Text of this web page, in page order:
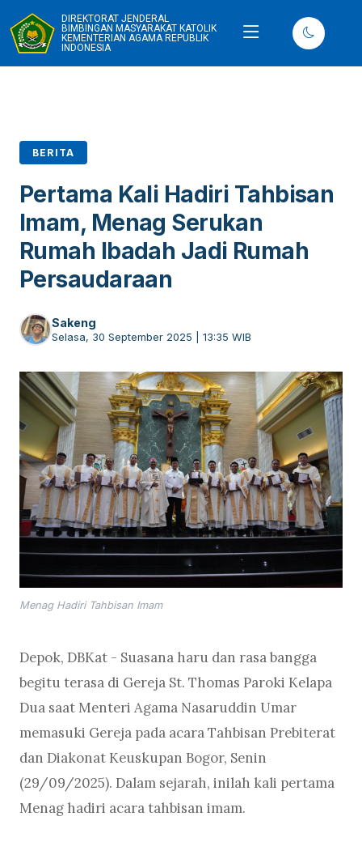
DIREKTORAT JENDERAL
BIMBINGAN MASYARAKAT KATOLIK
KEMENTERIAN AGAMA REPUBLIK
INDONESIA
BERITA
Pertama Kali Hadiri Tahbisan
Imam, Menag Serukan
Rumah Ibadah Jadi Rumah
Persaudaraan
Sakeng
Selasa, 30 September 2025 | 13:35 WIB
Menag Hadiri Tahbisan Imam
Depok, DBKat - Suasana haru dan rasa bangga
begitu terasa di Gereja St. Thomas Paroki Kelapa
Dua saat Menteri Agama Nasaruddin Umar
memasuki Gereja pada acara Tahbisan Prebiterat
dan Diakonat Keuskupan Bogor, Senin
(29/09/2025). Dalam sejarah, inilah kali pertama
Menag hadiri acara tahbisan imam.